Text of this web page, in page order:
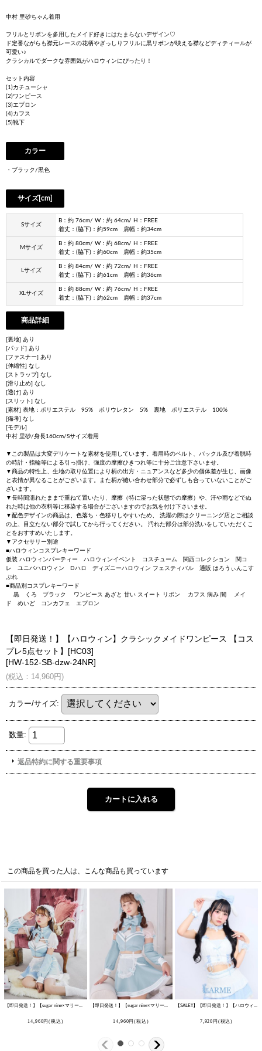
中村 里砂ちゃん着用
フリルとリボンを多用したメイド好きにはたまらないデザイン♡
ド定番ながらも襟元レースの花柄やぎっしりフリルに黒リボンが映える襟などディティールが
可愛い♪
クラシカルでダークな雰囲気がハロウィンにぴったり！
セット内容
(1)カチューシャ
(2)ワンピース
(3)エプロン
(4)カフス
(5)靴下
カラー
・ブラック/黒色
サイズ[cm]
Sサイズ
B：約 76cm/ W：約 64cm/ H：FREE
着丈：(脇下)：約59cm 肩幅：約34cm
Mサイズ
B：約 80cm/ W：約 68cm/ H：FREE
着丈：(脇下)：約60cm 肩幅：約35cm
Lサイズ
B：約 84cm/ W：約 72cm/ H：FREE
着丈：(脇下)：約61cm 肩幅：約36cm
XLサイズ
B：約 88cm/ W：約 76cm/ H：FREE
着丈：(脇下)：約62cm 肩幅：約37cm
商品詳細
[裏地] あり
[パッド] あり
[ファスナー] あり
[伸縮性] なし
[ストラップ] なし
[滑り止め] なし
[透け] あり
[スリット] なし
[素材] 表地：ポリエステル 95% ポリウレタン 5% 裏地 ポリエステル 100%
[備考] なし
[モデル]
中村 里砂/身長160cm/Sサイズ着用
▼この製品は大変デリケートな素材を使用しています。着用時のベルト、バックル及び着脱時
の時計・指輪等による引っ掛け、強度の摩擦ひきつれ等に十分ご注意下さいませ。
▼商品の特性上、生地の取り位置により柄の出方・ニュアンスなど多少の個体差が生じ、画像
と表情が異なることがございます。また柄が縫い合わせ部分で必ずしも合っていないことがご
ざいます。
▼長時間濡れたままで重ねて置いたり、摩擦（特に湿った状態での摩擦）や、汗や雨などでぬ
れた時は他の衣料等に移染する場合がございますのでお気を付け下さいませ。
▼配色デザインの商品は、色落ち・色移りしやすいため、 洗濯の際はクリーニング店とご相談
の上、目立たない部分で試してから行ってください。 汚れた部分は部分洗いをしていただくこ
とをおすすめいたします。
▼アクセサリー別途
■ハロウィンコスプレキーワード
仮装 ハロウィンパーティー ハロウィンイベント コスチューム 関西コレクション 関コ
レ ユニバハロウィン Dハロ ディズニーハロウィン フェスティバル 通販 はろうぃんこす
ぷれ
■商品別コスプレキーワード
黒 くろ ブラック ワンピース あざと 甘い スイート リボン カフス 病み 闇 メイ
ド めいど コンカフェ エプロン
この商品を買った人は、こんな商品も買っています
【即日発送！】【sugar nine×マリームーンコラボ】 【ハロウィン】マリームーンコラボジャージメイド 【コスプレ8点セット】 【XS-Lサイズ/2カラー】[HC03]
14,960円(税込)
【即日発送！】【sugar nine×マリームーンコラボ】 【ハロウィン】マリームーンコラボジャージメイド 【コスプレ8点セット】 【XS-Lサイズ/2カラー】[HC03]
14,960円(税込)
【SALE!!】【即日発送！】【ハロウィン】ホワイトパピーセットアップ 【コスプレ6点セット】[HC03]
7,920 円 (税込)